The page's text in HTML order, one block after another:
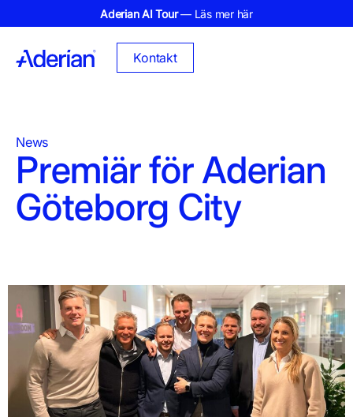
Aderian AI Tour— Läs mer här
Kontakt
News
Premiär för Aderian
Göteborg City